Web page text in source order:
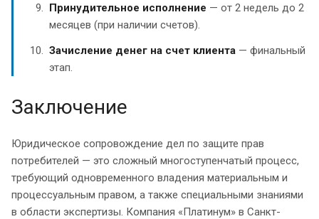
Принудительное исполнение — от 2 недель до 2
месяцев (при наличии счетов).
Зачисление денег на счет клиента — финальный
этап.
Заключение
Юридическое сопровождение дел по защите прав
потребителей — это сложный многоступенчатый процесс,
требующий одновременного владения материальным и
процессуальным правом, а также специальными знаниями
в области экспертизы. Компания «Платинум» в Санкт-